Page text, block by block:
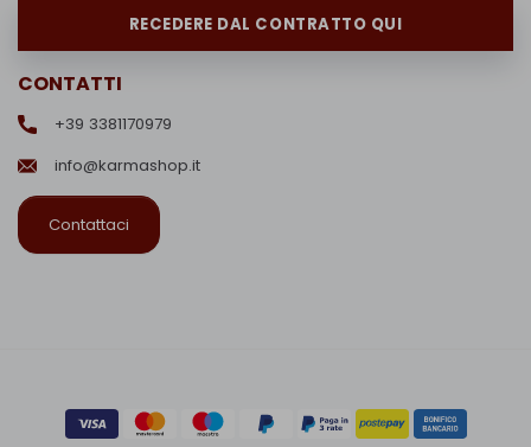
RECEDERE DAL CONTRATTO QUI
CONTATTI
+39 3381170979
info@karmashop.it
Contattaci